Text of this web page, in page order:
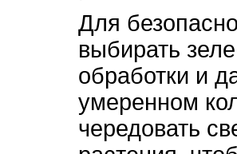
Для
выбирать
обработки и
умеренном
чередовать